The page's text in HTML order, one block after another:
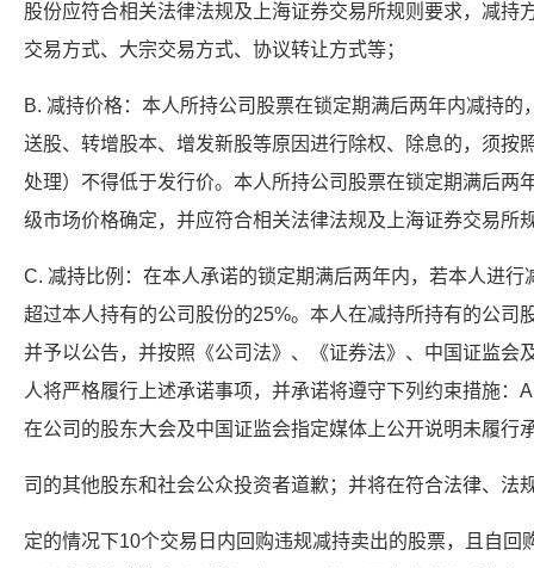
股份应符合相关法律法规及上海证券交易所规则要求，减持
交易方式、大宗交易方式、协议转让方式等；
B. 减持价格：本人所持公司股票在锁定期满后两年内减持
送股、转增股本、增发新股等原因进行除权、除息的，须按
处理）不得低于发行价。本人所持公司股票在锁定期满后两
级市场价格确定，并应符合相关法律法规及上海证券交易所
C. 减持比例：在本人承诺的锁定期满后两年内，若本人进
超过本人持有的公司股份的25%。本人在减持所持有的公司
并予以公告，并按照《公司法》、《证券法》、中国证监会
人将严格履行上述承诺事项，并承诺将遵守下列约束措施：
在公司的股东大会及中国证监会指定媒体上公开说明未履行
司的其他股东和社会公众投资者道歉；并将在符合法律、法
定的情况下10个交易日内回购违规减持卖出的股票，且自回